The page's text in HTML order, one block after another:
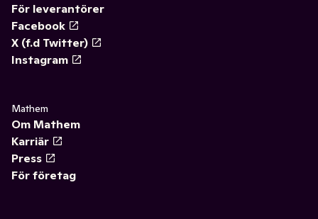
För leverantörer
Facebook
X (f.d Twitter)
Instagram
Mathem
Om Mathem
Karriär
Press
För företag